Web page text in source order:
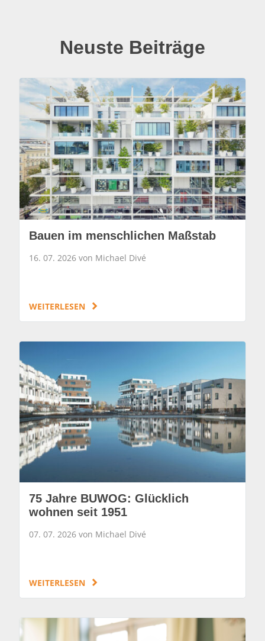
Neuste Beiträge
Bauen im menschlichen Maßstab
16. 07. 2026 von Michael Divé
WEITERLESEN
75 Jahre BUWOG: Glücklich
wohnen seit 1951
07. 07. 2026 von Michael Divé
WEITERLESEN